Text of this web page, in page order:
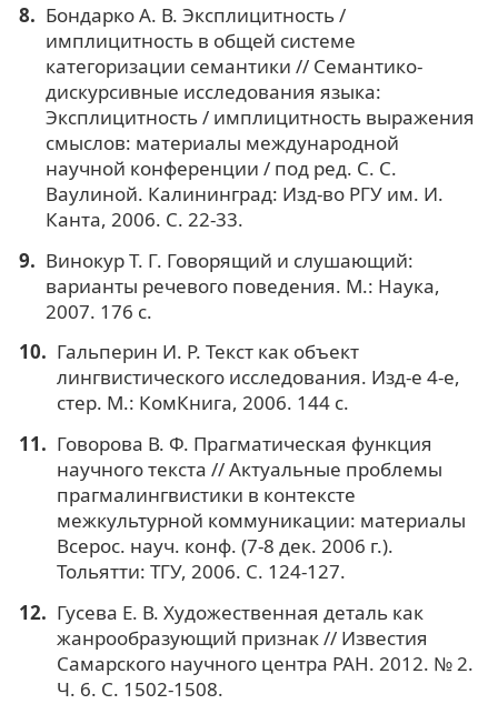
Бондарко А. В. Эксплицитность /
имплицитность в общей системе
категоризации семантики // Семантико-
дискурсивные исследования языка:
Эксплицитность / имплицитность выражения
смыслов: материалы международной
научной конференции / под ред. С. С.
Ваулиной. Калининград: Изд-во РГУ им. И.
Канта, 2006. С. 22-33.
Винокур Т. Г. Говорящий и слушающий:
варианты речевого поведения. М.: Наука,
2007. 176 с.
Гальперин И. Р. Текст как объект
лингвистического исследования. Изд-е 4-е,
стер. М.: КомКнига, 2006. 144 с.
Говорова В. Ф. Прагматическая функция
научного текста // Актуальные проблемы
прагмалингвистики в контексте
межкультурной коммуникации: материалы
Всерос. науч. конф. (7-8 дек. 2006 г.).
Тольятти: ТГУ, 2006. С. 124-127.
Гусева Е. В. Художественная деталь как
жанрообразующий признак // Известия
Самарского научного центра РАН. 2012. № 2.
Ч. 6. С. 1502-1508.